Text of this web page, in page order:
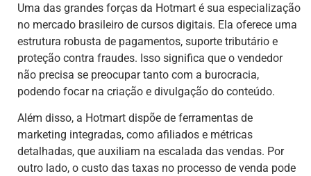
Uma das grandes forças da Hotmart é sua especialização
no mercado brasileiro de cursos digitais. Ela oferece uma
estrutura robusta de pagamentos, suporte tributário e
proteção contra fraudes. Isso significa que o vendedor
não precisa se preocupar tanto com a burocracia,
podendo focar na criação e divulgação do conteúdo.
Além disso, a Hotmart dispõe de ferramentas de
marketing integradas, como afiliados e métricas
detalhadas, que auxiliam na escalada das vendas. Por
outro lado, o custo das taxas no processo de venda pode